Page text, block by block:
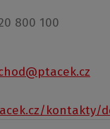
800 100
kontakty/